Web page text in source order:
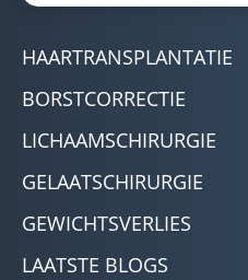
HAARTRANSPLANTATIE
BORSTCORRECTIE
LICHAAMSCHIRURGIE
GELAATSCHIRURGIE
GEWICHTSVERLIES
LAATSTE BLOGS